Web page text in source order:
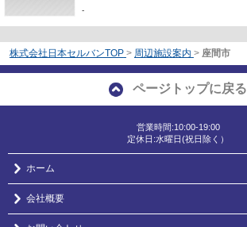
-
株式会社日本セルバンTOP > 周辺施設案内 > 座間市
ページトップに戻る
営業時間:10:00-19:00
定休日:水曜日(祝日除く）
ホーム
会社概要